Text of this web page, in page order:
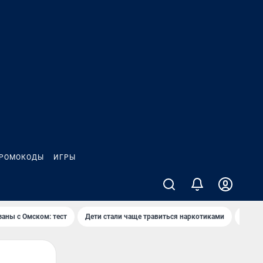
ИГРЫ
с Омском: тест Дети стали чаще травиться наркотиками